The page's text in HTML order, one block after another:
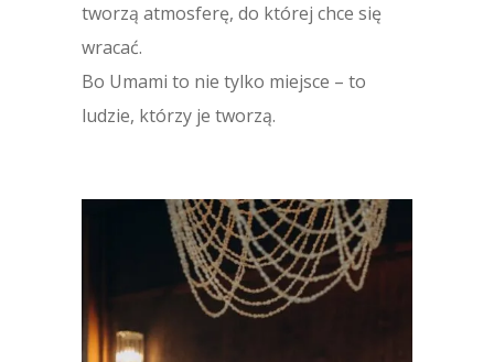
tworzą atmosferę, do której chce się
wracać.
Bo Umami to nie tylko miejsce – to
ludzie, którzy je tworzą.